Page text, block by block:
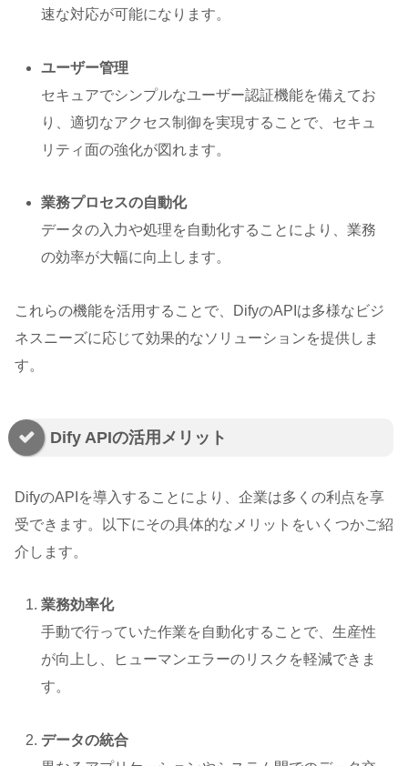
速な対応が可能になります。
ユーザー管理
セキュアでシンプルなユーザー認証機能を備えてお
り、適切なアクセス制御を実現することで、セキュ
リティ面の強化が図れます。
業務プロセスの自動化
データの入力や処理を自動化することにより、業務
の効率が大幅に向上します。
これらの機能を活用することで、DifyのAPIは多様なビジ
ネスニーズに応じて効果的なソリューションを提供しま
す。
Dify APIの活用メリット
DifyのAPIを導入することにより、企業は多くの利点を享
受できます。以下にその具体的なメリットをいくつかご紹
介します。
業務効率化
手動で行っていた作業を自動化することで、生産性
が向上し、ヒューマンエラーのリスクを軽減できま
す。
データの統合